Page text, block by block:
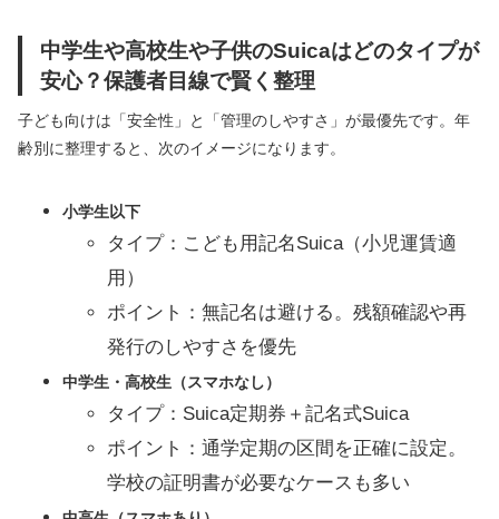
中学生や高校生や子供のSuicaはどのタイプが
安心？保護者目線で賢く整理
子ども向けは「安全性」と「管理のしやすさ」が最優先です。年
齢別に整理すると、次のイメージになります。
小学生以下
タイプ：こども用記名Suica（小児運賃適
用）
ポイント：無記名は避ける。残額確認や再
発行のしやすさを優先
中学生・高校生（スマホなし）
タイプ：Suica定期券＋記名式Suica
ポイント：通学定期の区間を正確に設定。
学校の証明書が必要なケースも多い